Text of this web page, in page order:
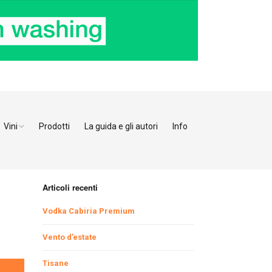
Ristoranti Verona
Ristoranti Vicenza
Ristoranti Padova
Ristoranti Pordenone
Ristoranti Udine
Vini Prodotti La guida e gli autori Info
Articoli recenti
Vodka Cabiria Premium
Vento d’estate
Tisane